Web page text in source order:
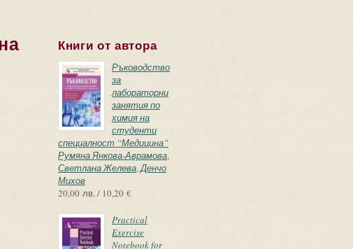
Книги от автора
Ръководство
за
лабораторни
занятия по
химия на
студенти
специалност “Медицина”
Румяна Янкова-Аврамова,
Светлана Желева,Денчо
Михов
20,00 лв. / 10,20 €
Practical
Exercise
Notebook for